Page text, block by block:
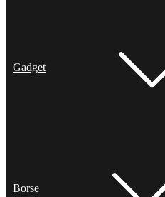
Gadget
Borse